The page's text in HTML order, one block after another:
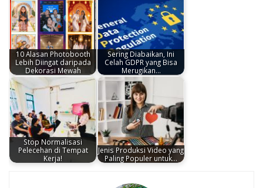
10 Alasan Photobooth
Lebih Diingat daripada
Dekorasi Mewah
Sering Diabaikan, Ini
Celah GDPR yang Bisa
Merugikan…
Stop Normalisasi
Pelecehan di Tempat
Kerja!
Jenis Produksi Video yang
Paling Populer untuk…